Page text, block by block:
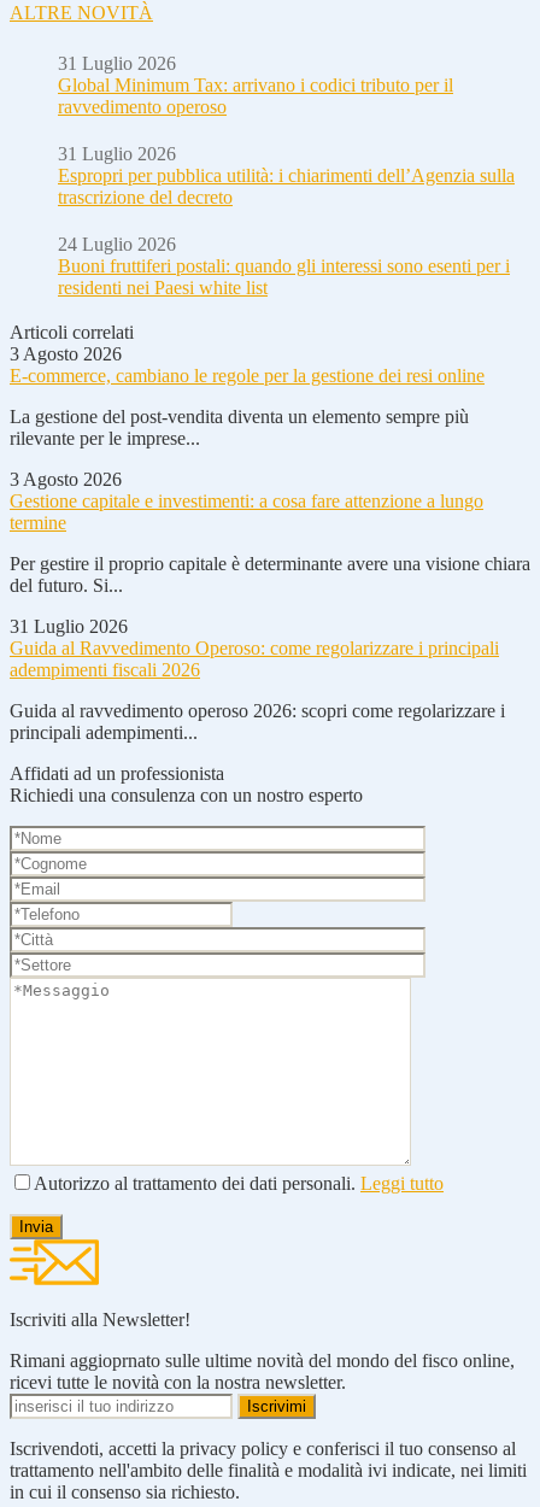
ALTRE NOVITÀ
31 Luglio 2026
Global Minimum Tax: arrivano i codici tributo per il
ravvedimento operoso
31 Luglio 2026
Espropri per pubblica utilità: i chiarimenti dell’Agenzia sulla
trascrizione del decreto
24 Luglio 2026
Buoni fruttiferi postali: quando gli interessi sono esenti per i
residenti nei Paesi white list
Articoli correlati
3 Agosto 2026
E-commerce, cambiano le regole per la gestione dei resi online
La gestione del post-vendita diventa un elemento sempre più
rilevante per le imprese...
3 Agosto 2026
Gestione capitale e investimenti: a cosa fare attenzione a lungo
termine
Per gestire il proprio capitale è determinante avere una visione chiara
del futuro. Si...
31 Luglio 2026
Guida al Ravvedimento Operoso: come regolarizzare i principali
adempimenti fiscali 2026
Guida al ravvedimento operoso 2026: scopri come regolarizzare i
principali adempimenti...
Affidati ad un professionista
Richiedi una consulenza con un nostro esperto
Autorizzo al trattamento dei dati personali. Leggi tutto
Iscriviti alla Newsletter!
Rimani aggioprnato sulle ultime novità del mondo del fisco online,
ricevi tutte le novità con la nostra newsletter.
Iscrivendoti, accetti la privacy policy e conferisci il tuo consenso al
trattamento nell'ambito delle finalità e modalità ivi indicate, nei limiti
in cui il consenso sia richiesto.